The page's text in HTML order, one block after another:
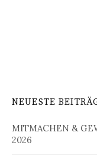
NEUESTE
MITMACHEN &
2026